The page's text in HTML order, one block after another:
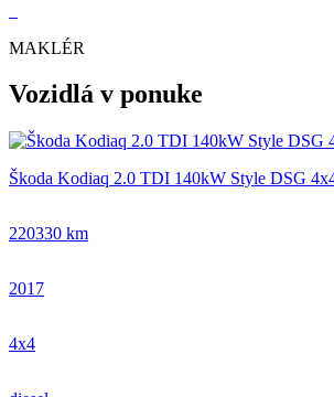
MAKLÉR
Vozidlá v ponuke
Škoda Kodiaq 2.0 TDI 140kW Style DSG
220330 km
2017
4x4